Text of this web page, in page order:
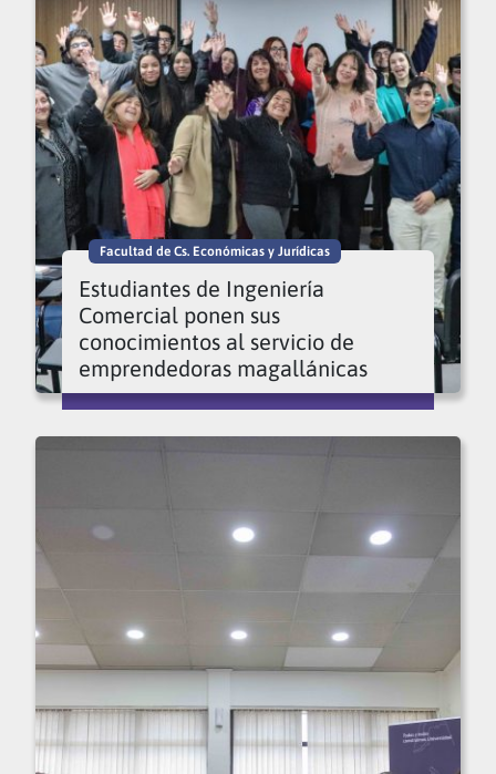
Facultad de Cs. Económicas y Jurídicas
Estudiantes de Ingeniería
Comercial ponen sus
conocimientos al servicio de
emprendedoras magallánicas